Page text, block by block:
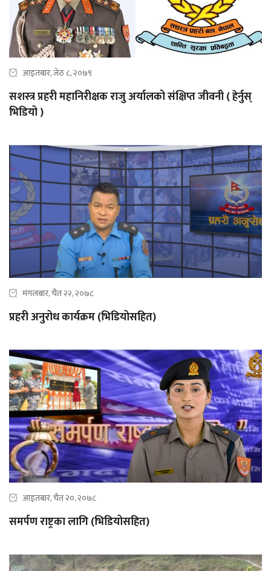
आइतबार, जेठ ८, २०७९
सशस्त्र प्रहरी महानिरीक्षक राजु अर्यालको संक्षिप्त जीवनी ( हेर्नुस्
भिडियो )
मंगलबार, चैत २२, २०७८
प्रहरी अनुरोध कार्यक्रम (भिडियोसहित)
आइतबार, चैत २०, २०७८
समर्पण राष्ट्रका लागि (भिडियोसहित)